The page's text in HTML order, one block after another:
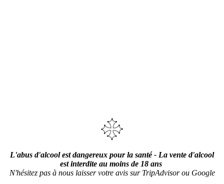
L'abus d'alcool est dangereux pour la santé - La vente d'alcool
est interdite au moins de 18 ans
N'hésitez pas à nous laisser votre avis sur TripAdvisor ou Google